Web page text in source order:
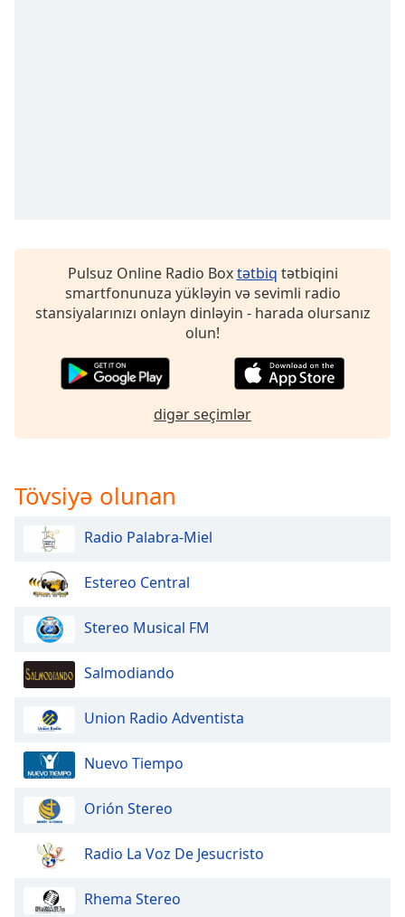
Font
Family
Reset
dialog
window.
Pulsuz Online Radio Boxtətbiq tətbiqini
smartfonunuza yükləyin və sevimli radio
stansiyalarınızı onlayn dinləyin - harada olursanız
olun!
digər seçimlər
Tövsiyə olunan
Radio Palabra-Miel
Estereo Central
Stereo Musical FM
Salmodiando
Union Radio Adventista
Nuevo Tiempo
Orión Stereo
Radio La Voz De Jesucristo
Rhema Stereo